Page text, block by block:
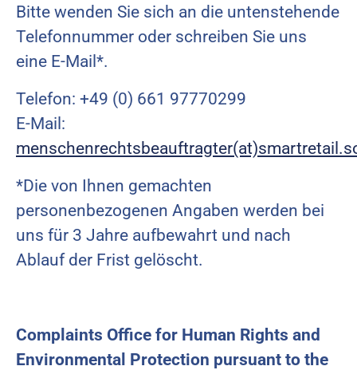
Bitte wenden Sie sich an die untenstehende
Telefonnummer oder schreiben Sie uns
eine E-Mail*.
Telefon: +49 (0) 661 97770299
E-Mail:
*Die von Ihnen gemachten
personenbezogenen Angaben werden bei
uns für 3 Jahre aufbewahrt und nach
Ablauf der Frist gelöscht.
Complaints Office for Human Rights and
Environmental Protection pursuant to the